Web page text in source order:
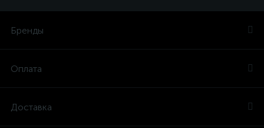
Бренды
Оплата
Доставка